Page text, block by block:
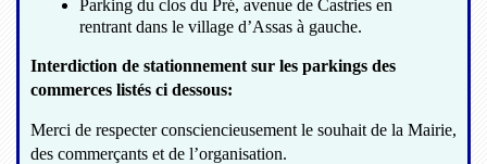
Parking du clos du Pré, avenue de Castries en
rentrant dans le village d’Assas à gauche.
Interdiction de stationnement sur les parkings des
commerces listés ci dessous:
Merci de respecter consciencieusement le souhait de la Mairie,
des commerçants et de l’organisation.